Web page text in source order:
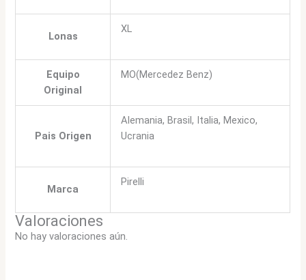
Lonas
XL
Equipo
Original
MO(Mercedez Benz)
Pais Origen
Alemania, Brasil, Italia, Mexico,
Ucrania
Marca
Pirelli
Valoraciones
No hay valoraciones aún.